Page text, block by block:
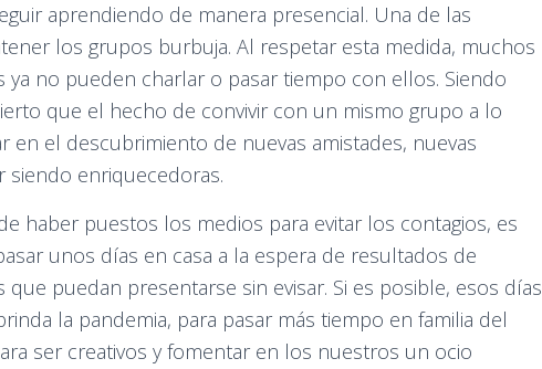
aprendiendo de manera presencial. Una de las
los grupos burbuja. Al respetar esta medida, muchos
ya no pueden charlar o pasar tiempo con ellos. Siendo
que el hecho de convivir con un mismo grupo a lo
en el descubrimiento de nuevas amistades, nuevas
enriquecedoras.
haber puestos los medios para evitar los contagios, es
unos días en casa a la espera de resultados de
puedan presentarse sin evisar. Si es posible, esos días
la pandemia, para pasar más tiempo en familia del
ser creativos y fomentar en los nuestros un ocio